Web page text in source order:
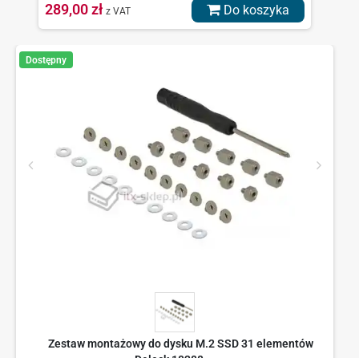
289,00 zł z VAT Do koszyka
Dostępny
Zestaw montażowy do dysku M.2 SSD 31 elementów